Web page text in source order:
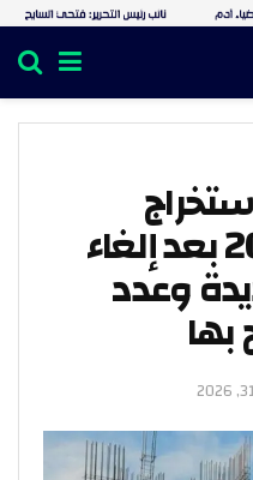
تراخيص البناء 2026 بعد إلغاء
وعدد